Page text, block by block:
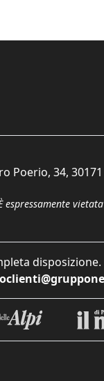
34, 30171
disposizione.